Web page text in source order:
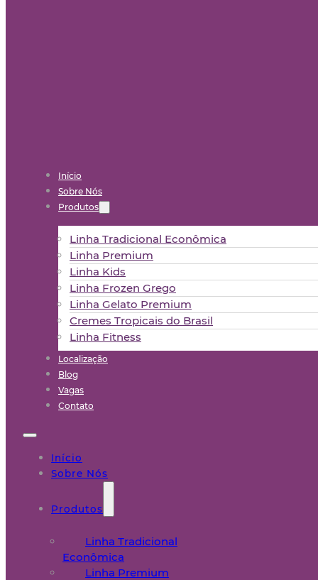
Início
Sobre Nós
Produtos
Linha Tradicional Econômica
Linha Premium
Linha Kids
Linha Frozen Grego
Linha Gelato Premium
Cremes Tropicais do Brasil
Linha Fitness
Localização
Blog
Vagas
Contato
Início
Sobre Nós
Produtos
Linha Tradicional
Econômica
Linha Premium